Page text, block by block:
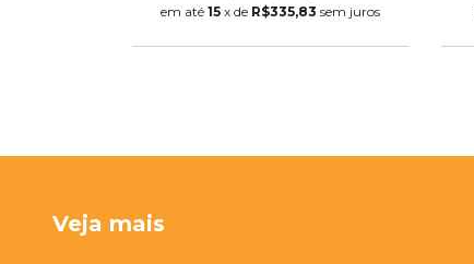
em até 15 x de R$335,83 sem juros
Veja mais